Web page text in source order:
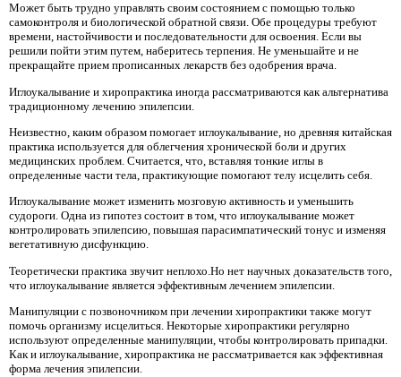
Может быть трудно управлять своим состоянием с помощью только
самоконтроля и биологической обратной связи. Обе процедуры требуют
времени, настойчивости и последовательности для освоения. Если вы
решили пойти этим путем, наберитесь терпения. Не уменьшайте и не
прекращайте прием прописанных лекарств без одобрения врача.
Иглоукалывание и хиропрактика иногда рассматриваются как альтернатива
традиционному лечению эпилепсии.
Неизвестно, каким образом помогает иглоукалывание, но древняя китайская
практика используется для облегчения хронической боли и других
медицинских проблем. Считается, что, вставляя тонкие иглы в
определенные части тела, практикующие помогают телу исцелить себя.
Иглоукалывание может изменить мозговую активность и уменьшить
судороги. Одна из гипотез состоит в том, что иглоукалывание может
контролировать эпилепсию, повышая парасимпатический тонус и изменяя
вегетативную дисфункцию.
Теоретически практика звучит неплохо.Но нет научных доказательств того,
что иглоукалывание является эффективным лечением эпилепсии.
Манипуляции с позвоночником при лечении хиропрактики также могут
помочь организму исцелиться. Некоторые хиропрактики регулярно
используют определенные манипуляции, чтобы контролировать припадки.
Как и иглоукалывание, хиропрактика не рассматривается как эффективная
форма лечения эпилепсии.